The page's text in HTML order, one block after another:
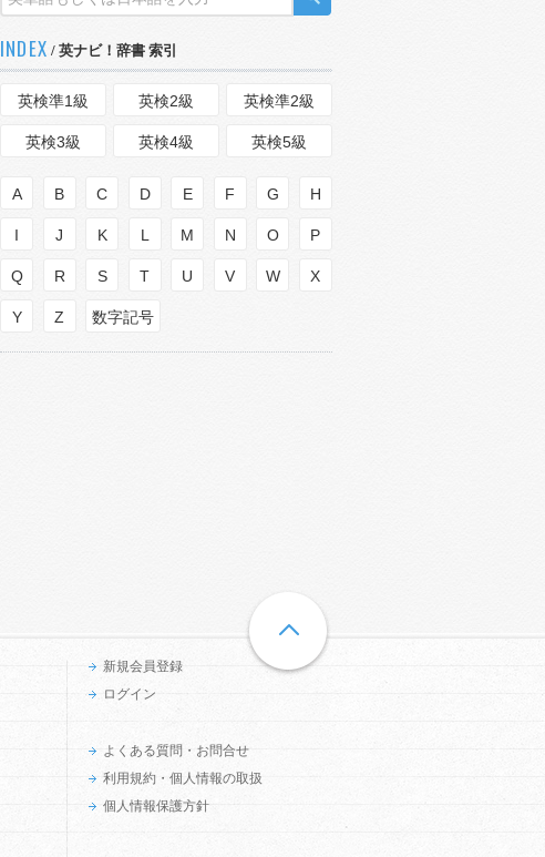
INDEX / 英ナビ！辞書 索引
英検準1級 英検2級 英検準2級
英検3級 英検4級 英検5級
A B C D E F G H
I J K L M N O P
Q R S T U V W X
Y Z 数字記号
新規会員登録
ログイン
よくある質問・お問合せ
利用規約・個人情報の取扱
個人情報保護方針